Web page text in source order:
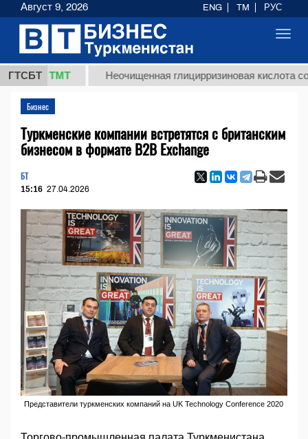
ГТСБТ
ТМТ Неочищенная глицирризиновая кислота
Бизнес
Туркменские компании встретятся с британским
бизнесом в формате B2B Exchange
БТ
15:16 27.04.2026
Представители туркменских компаний на UK Technology Conference 2020
Август 9, 2026 ENG TM РУС